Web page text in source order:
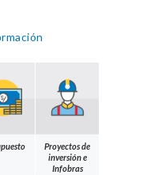
Proyectos de
inversión e
Infobras